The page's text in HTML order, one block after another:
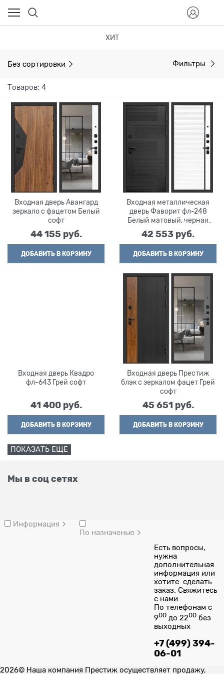
ХИТ
Без сортировки Фильтры
Товаров: 4
Входная дверь Авангард
зеркало с фацетом Белый
софт
44 155 руб.
ДОБАВИТЬ В КОРЗИНУ
Входная металлическая
дверь Фаворит фл-248
Белый матовый, черная
вставка
42 553 руб.
ДОБАВИТЬ В КОРЗИНУ
Входная дверь Квадро
фл-643 Грей софт
41 400 руб.
ДОБАВИТЬ В КОРЗИНУ
Входная дверь Престиж
блэк с зеркалом фацет Грей
софт
45 651 руб.
ДОБАВИТЬ В КОРЗИНУ
ПОКАЗАТЬ ЕЩЕ
Мы в соц сетях
Информация
По назначенью
Есть вопросы,
нужна
дополнительная
информация или
хотите сделать
заказ. Свяжитесь
с нами
По телефонам с
900 до 2200 без
выходных
+7 (499) 394-
06-01
2026© Наша компания Престиж осуществляет продажу,